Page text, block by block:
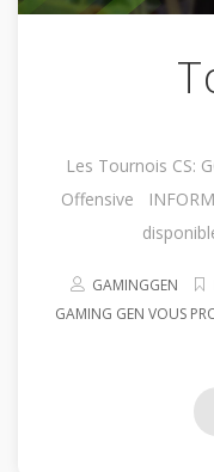
Les Tournois CS:
Offensive
GAMINGGEN
GAMING GEN VOUS